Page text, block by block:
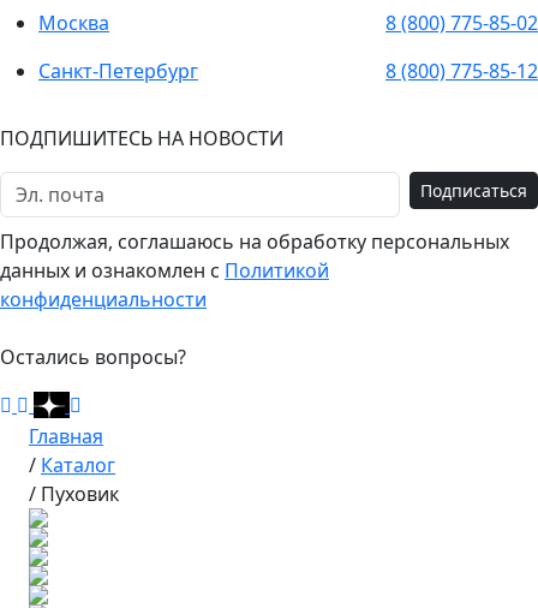
Москва
8 (800) 775-85-02
Санкт-Петербург
8 (800) 775-85-12
ПОДПИШИТЕСЬ НА НОВОСТИ
Подписаться
Продолжая, соглашаюсь на обработку персональных
данных и ознакомлен с Политикой
конфиденциальности
Остались вопросы?
Главная
/ Каталог
/ Пуховик